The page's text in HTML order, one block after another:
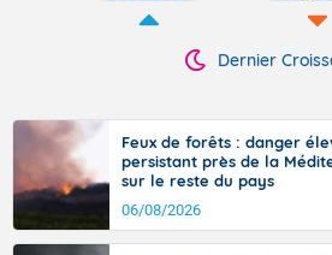
Dernier
Feux de forêts : danger
persistant près de la
sur le reste du pays
06/08/2026